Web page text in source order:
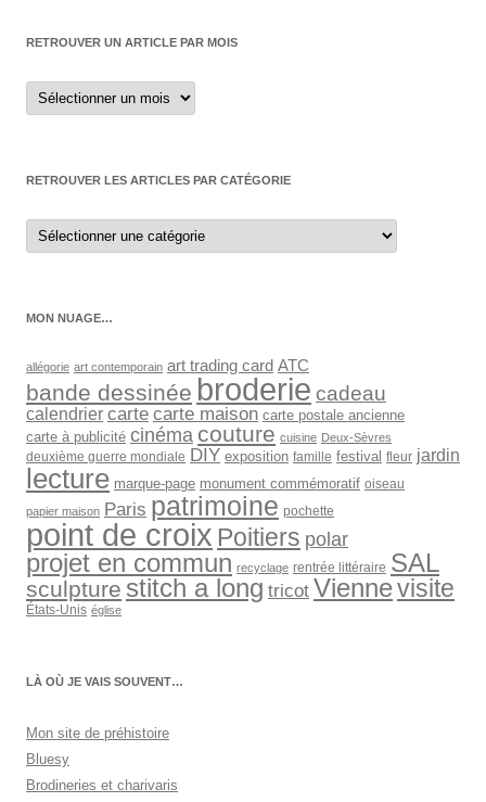
RETROUVER UN ARTICLE PAR MOIS
Retrouver
un
article
RETROUVER LES ARTICLES PAR CATÉGORIE
Retrouver
les
articles
MON NUAGE…
allégorie art contemporain art trading card ATC
bande dessinée broderie cadeau
calendrier carte carte maison carte postale ancienne
carte à publicité cinéma couture cuisine Deux-Sèvres
deuxième guerre mondiale DIY exposition famille festival fleur jardin
lecture marque-page monument commémoratif oiseau
papier maison Paris patrimoine pochette
point de croix Poitiers polar
projet en commun recyclage rentrée littéraire SAL
sculpture stitch a long tricot Viennevisite
États-Unis église
LÀ OÙ JE VAIS SOUVENT…
Mon site de préhistoire
Bluesy
Brodineries et charivaris